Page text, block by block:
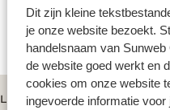
Dit zijn kleine
je onze website bezoekt.
handelsnaam van
de website goed werkt en
cookies om onze website
ingevoerde informatie
LITUS by Princess Tia